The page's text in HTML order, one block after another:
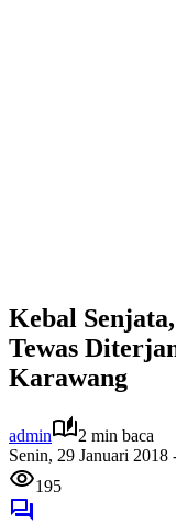
Kebal
Tewas
Karawang
admin
2 min baca
Senin, 29 Januari
195